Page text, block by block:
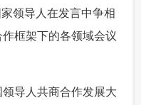
华人 汽车
房产 公司
领导人在发言中争相
框架下的各领域会议
导人共商合作发展大